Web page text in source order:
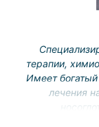
терапии,
Имеет
лечения